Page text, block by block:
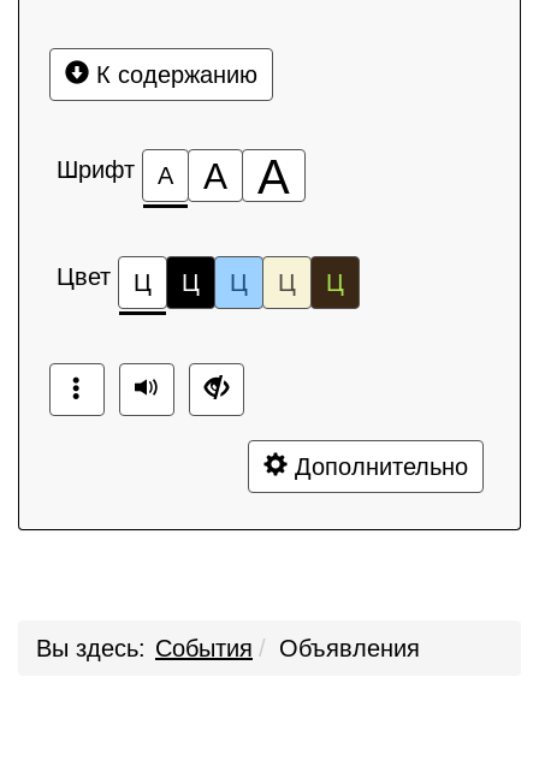
К содержанию
Шрифт А А А
Цвет Ц Ц Ц Ц Ц
Дополнительно
Вы здесь: События Объявления